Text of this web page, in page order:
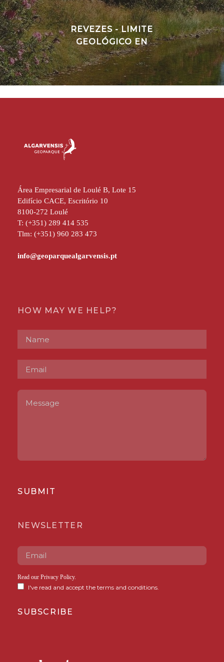
REVEZES - LIMITE
GEOLÓGICO EN
Área Empresarial de Loulé B, Lote 15
Edifício CACE, Escritório 10
8100-272 Loulé
T: (+351) 289 414 535
Tlm: (+351) 960 283 473
HOW MAY WE HELP?
SUBMIT
NEWSLETTER
Read our Privacy Policy.
I've read and accept the terms and conditions.